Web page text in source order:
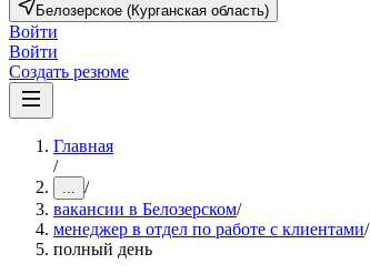
Белозерское (Курганская область)
Войти
Войти
Создать резюме
Главная
/
... /
вакансии в Белозерском/
менеджер в отдел по работе с клиентами/
полный день